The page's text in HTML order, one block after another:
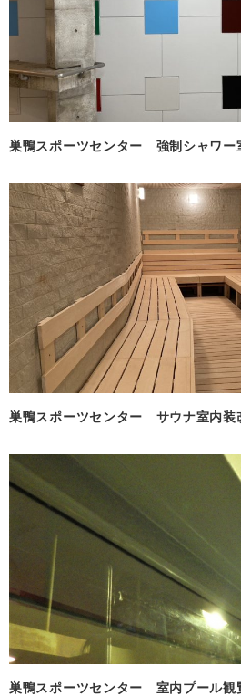
巣鴨スポーツセンター 強制シャワ
巣鴨スポーツセンター サウナ室内装
巣鴨スポーツセンター 室内プール観